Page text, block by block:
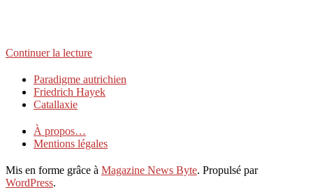
Continuer la lecture
2019-
Paradigme autrichien
Friedrich Hayek
Catallaxie
À propos…
Mentions légales
Mis en forme grâce à Magazine News Byte. Propulsé par
WordPress.